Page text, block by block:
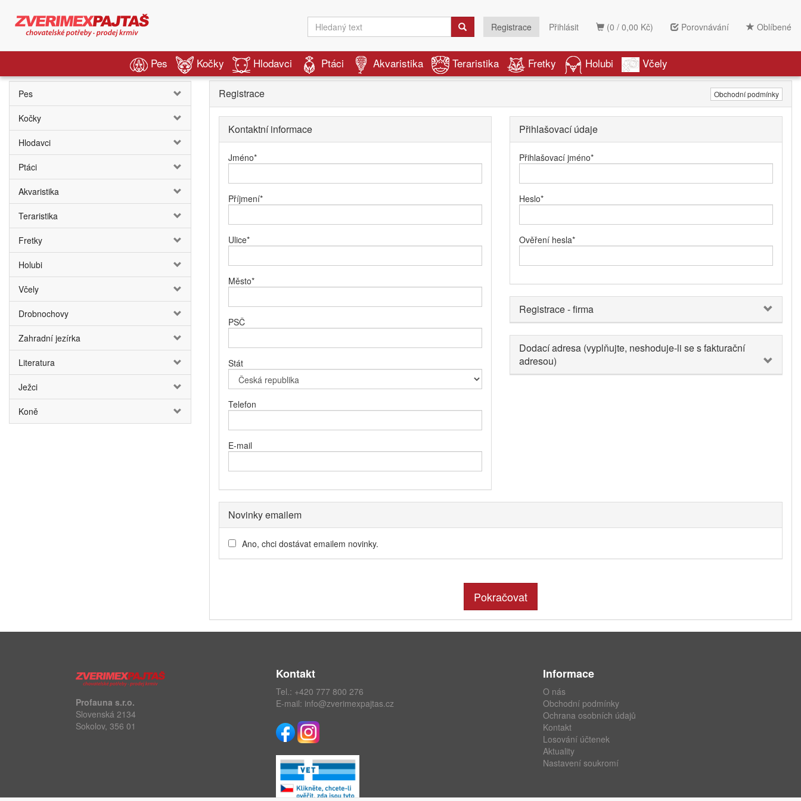
(0 / 0,00 Kč) Porovnávání Oblíbené
Registrace Přihlásit
Pes Kočky Hlodavci Ptáci Akvaristika Teraristika Fretky Holubi Včely
Pes
Kočky
Hlodavci
Ptáci
Akvaristika
Teraristika
Fretky
Holubi
Včely
Drobnochovy
Zahradní jezírka
Literatura
Ježci
Koně
Registrace Obchodní podmínky
Kontaktní informace
Jméno*
Příjmení*
Ulice*
Město*
PSČ
Stát
Telefon
E-mail
Přihlašovací údaje
Přihlašovací jméno*
Heslo*
Ověření hesla*
Registrace - firma
Dodací adresa (vyplňujte, neshoduje-li se s fakturační
adresou)
Novinky emailem
Ano, chci dostávat emailem novinky.
Pokračovat
Profauna s.r.o.
Slovenská 2134
Sokolov, 356 01
Kontakt
Tel.: +420 777 800 276
E-mail: info@zverimexpajtas.cz
Informace
O nás
Obchodní podmínky
Ochrana osobních údajů
Kontakt
Losování účtenek
Aktuality
Nastavení soukromí